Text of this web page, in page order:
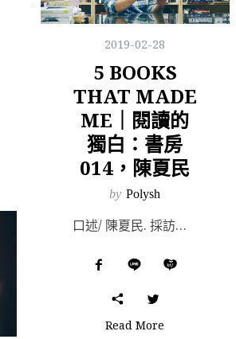
2019-02-28
5 BOOKS
THAT MADE
ME｜閱讀的
獨白：書房
014，陳夏民
by Polysh
口述/ 陳夏民. 採訪、編整/ Alice Chan. Film & Photography...
Read More